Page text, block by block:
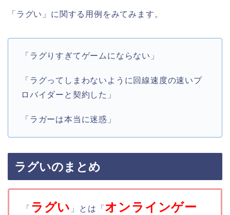
「ラグい」に関する用例をみてみます。
「ラグりすぎてゲームにならない」
「ラグってしまわないように回線速度の速いプ
ロバイダーと契約した」
「ラガーは本当に迷惑」
ラグいのまとめ
「 ラグい 」とは「 オンラインゲー